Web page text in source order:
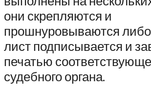
они скрепляются и
прошнуровываются
лист подписывается и
печатью
судебного органа.